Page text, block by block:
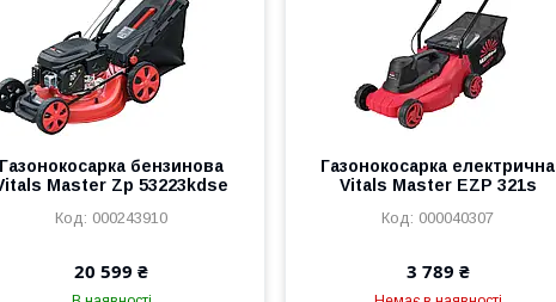
Газонокосарка бензинова
Master Zp 53223kdsе
000243910
20 599 ₴
Газонокосарка електрична
Vitals Master EZP 321s
000040307
3 789 ₴